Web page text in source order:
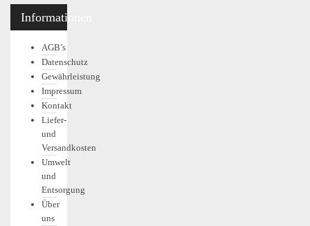
Informationen
AGB’s
Datenschutz
Gewährleistung
Impressum
Kontakt
Liefer-
und
Versandkosten
Umwelt
und
Entsorgung
Über
uns